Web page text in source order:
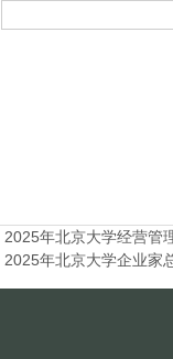
2025年北京大学经营管
2025年北京大学企业家